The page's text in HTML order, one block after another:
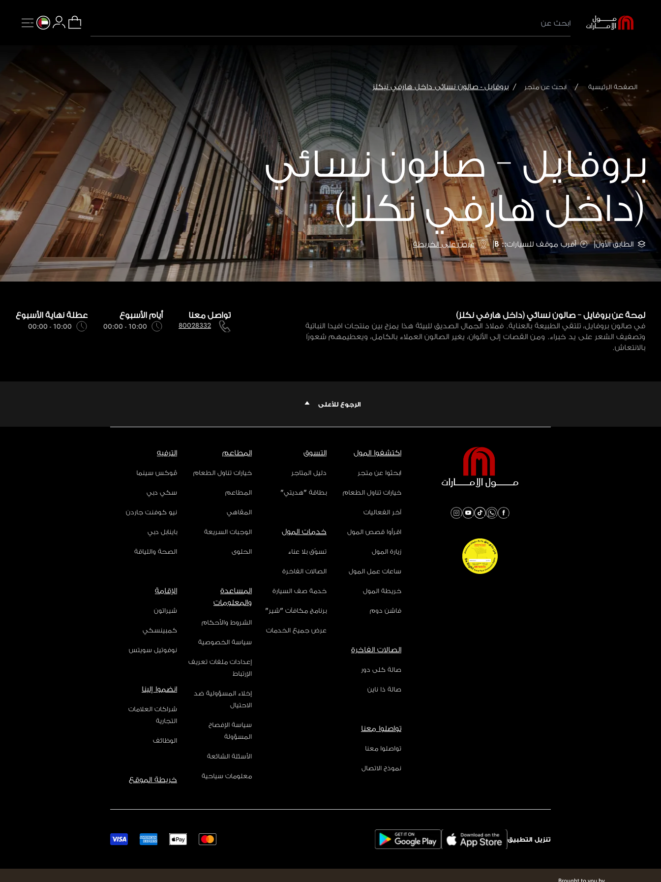
الصفحة الرئيسية ابحث عن متجر بروفايل - صالون نسائى داخل هارفي نيكلز
بروفايل - صالون نسائي
(داخل هارفي نكلز)
الطابق الأول| أقرب موقف للسيارات:: B | عرض على الخريطة
لمحة عن بروفايل - صالون نسائي (داخل هارفي نكلز)
في صالون بروفايل، تلتقي الطبيعة بالعناية. فملاذ الجمال الصديق للبيئة هذا يمزج بين منتجات افيدا النباتية
وتصفيف الشعر على يد خبراء. ومن القصات إلى الألوان، يغير الصالون العملاء بالكامل، ويعطيمهم شعورًا
بالانتعاش.
تواصل معنا
80028332
أيام الأسبوع
10:00 - 00:00
عطلة نهاية الأسبوع
10:00 - 00:00
الرجوع للأعلى
اكتشفوا المول
ابحثوا عن متجر
خيارات تناول الطعام
آخر الفعاليات
اقرأوا قصص المول
زيارة المول
ساعات عمل المول
خريطة المول
فاشن دوم
الصالات الفاخرة
صالة كلى دور
صالة ذا ناين
تواصلوا معنا
تواصلوا معنا
نموذج الاتصال
التسوق
دليل المتاجر
بطاقة "هديتي"
خدمات المول
تسوّق بلا عناء
الصالات الفاخرة
خدمة صف السيارة
برنامج مكافآت "شير"
عرض جميع الخدمات
المطاعم
خيارات تناول الطعام
المطاعم
المقاهي
الوجبات السريعة
الحلوى
المساعدة
والمعلومات
الشروط والأحكام
سياسة الخصوصية
إعدادات ملفات تعريف
الإرتباط
إخلاء المسؤولية ضد
الاحتيال
سياسة الإفصاح
المسؤولة
الأسئلة الشائعة
معلومات سياحية
الترفيه
ڤوكس سينما
سكي دبي
نيو كوفنت جاردن
باينابل دبي
الصحة واللياقة
الإقامة
شيراتون
كمبينسكي
نوفوتيل سويتس
انضموا إلينا
شراكات العلامات
التجارية
الوظائف
خريطة الموقع
تنزيل التطبيق